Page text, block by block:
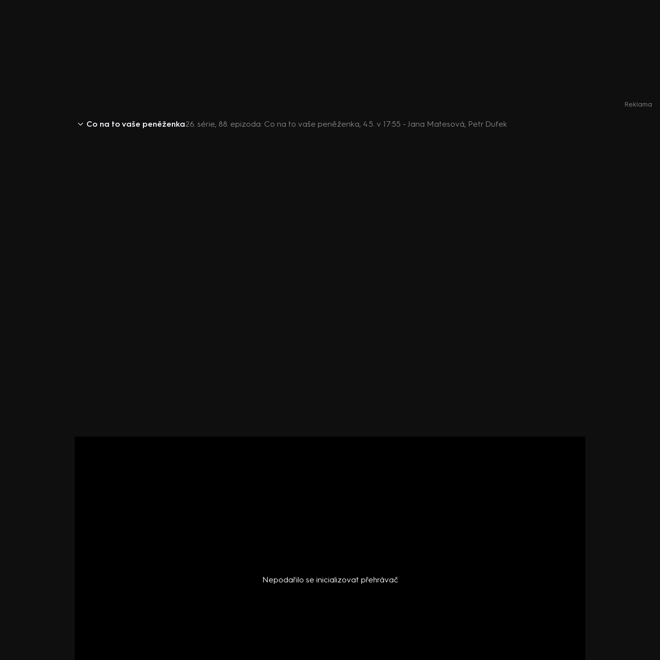
Reklama
Co na to vaše peněženka26. série, 88. epizoda: Co na to vaše peněženka, 4.5. v 17:55 - Jana Matesová, Petr Dufek
Nepodařilo se inicializovat přehrávač